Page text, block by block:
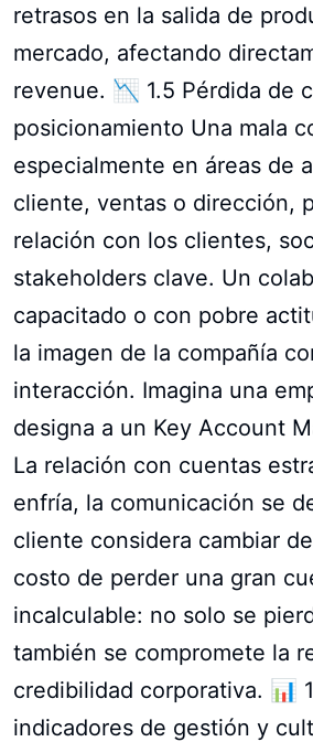
retrasos en la salida de
mercado, afectando
revenue. 📉 1.5 Pérdida de
posicionamiento Una mala
especialmente en áreas de
cliente, ventas o dirección,
relación con los clientes,
stakeholders clave. Un
capacitado o con pobre
la imagen de la compañía
interacción. Imagina una
designa a un Key Account
La relación con cuentas
enfría, la comunicación se
cliente considera cambiar
costo de perder una gran
incalculable: no solo se
también se compromete la
credibilidad corporativa. 📊
indicadores de gestión y